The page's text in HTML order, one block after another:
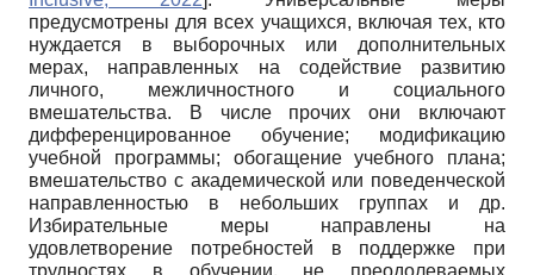
предусмотрены для всех учащихся, включая тех, кто
нуждается в выборочных или дополнительных
мерах, направленных на содействие развитию
личного, межличностного и социального
вмешательства. В числе прочих они включают
дифференцированное обучение; модификацию
учебной программы; обогащение учебного плана;
вмешательство с академической или поведенческой
направленностью в небольших группах и др.
Избирательные меры направлены на
удовлетворение потребностей в поддержке при
трудностях в обучении, не преодолеваемых